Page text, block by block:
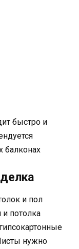
быстро и
балконах
и пол
и потолка
нужно